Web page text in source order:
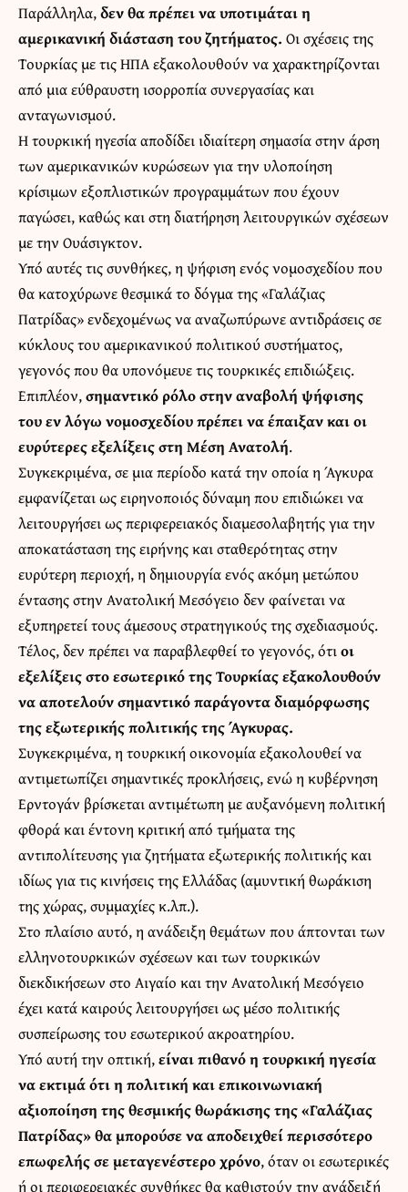
Παράλληλα,δεν θα πρέπει να υποτιμάται η
αμερικανική διάσταση του ζητήματος. Οι σχέσεις της
Τουρκίας με τις ΗΠΑ εξακολουθούν να χαρακτηρίζονται
από μια εύθραυστη ισορροπία συνεργασίας και
ανταγωνισμού.
Η τουρκική ηγεσία αποδίδει ιδιαίτερη σημασία στην άρση
των αμερικανικών κυρώσεων για την υλοποίηση
κρίσιμων εξοπλιστικών προγραμμάτων που έχουν
παγώσει, καθώς και στη διατήρηση λειτουργικών σχέσεων
με την Ουάσιγκτον.
Υπό αυτές τις συνθήκες, η ψήφιση ενός νομοσχεδίου που
θα κατοχύρωνε θεσμικά το δόγμα της «Γαλάζιας
Πατρίδας» ενδεχομένως να αναζωπύρωνε αντιδράσεις σε
κύκλους του αμερικανικού πολιτικού συστήματος,
γεγονός που θα υπονόμευε τις τουρκικές επιδιώξεις.
Επιπλέον,σημαντικό ρόλο στην αναβολή ψήφισης
του εν λόγω νομοσχεδίου πρέπει να έπαιξαν και οι
ευρύτερες εξελίξεις στη Μέση Ανατολή.
Συγκεκριμένα, σε μια περίοδο κατά την οποία η Άγκυρα
εμφανίζεται ως ειρηνοποιός δύναμη που επιδιώκει να
λειτουργήσει ως περιφερειακός διαμεσολαβητής για την
αποκατάσταση της ειρήνης και σταθερότητας στην
ευρύτερη περιοχή, η δημιουργία ενός ακόμη μετώπου
έντασης στην Ανατολική Μεσόγειο δεν φαίνεται να
εξυπηρετεί τους άμεσους στρατηγικούς της σχεδιασμούς.
Τέλος, δεν πρέπει να παραβλεφθεί το γεγονός, ότιοι
εξελίξεις στο εσωτερικό της Τουρκίας εξακολουθούν
να αποτελούν σημαντικό παράγοντα διαμόρφωσης
της εξωτερικής πολιτικής της Άγκυρας.
Συγκεκριμένα, η τουρκική οικονομία εξακολουθεί να
αντιμετωπίζει σημαντικές προκλήσεις, ενώ η κυβέρνηση
Ερντογάν βρίσκεται αντιμέτωπη με αυξανόμενη πολιτική
φθορά και έντονη κριτική από τμήματα της
αντιπολίτευσης για ζητήματα εξωτερικής πολιτικής και
ιδίως για τις κινήσεις της Ελλάδας (αμυντική θωράκιση
της χώρας, συμμαχίες κ.λπ.).
Στο πλαίσιο αυτό, η ανάδειξη θεμάτων που άπτονται των
ελληνοτουρκικών σχέσεων και των τουρκικών
διεκδικήσεων στο Αιγαίο και την Ανατολική Μεσόγειο
έχει κατά καιρούς λειτουργήσει ως μέσο πολιτικής
συσπείρωσης του εσωτερικού ακροατηρίου.
Υπό αυτή την οπτική,είναι πιθανό η τουρκική ηγεσία
να εκτιμά ότι η πολιτική και επικοινωνιακή
αξιοποίηση της θεσμικής θωράκισης της «Γαλάζιας
Πατρίδας» θα μπορούσε να αποδειχθεί περισσότερο
επωφελής σε μεταγενέστερο χρόνο, όταν οι εσωτερικές
ή οι περιφερειακές συνθήκες θα καθιστούν την ανάδειξή